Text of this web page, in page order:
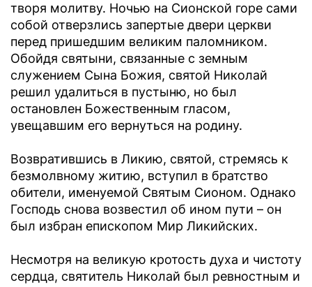
творя молитву. Ночью на Сионской горе сами
собой отверзлись запертые двери церкви
перед пришедшим великим паломником.
Обойдя святыни, связанные с земным
служением Сына Божия, святой Николай
решил удалиться в пустыню, но был
остановлен Божественным гласом,
увещавшим его вернуться на родину.
Возвратившись в Ликию, святой, стремясь к
безмолвному житию, вступил в братство
обители, именуемой Святым Сионом. Однако
Господь снова возвестил об ином пути – он
был избран епископом Мир Ликийских.
Несмотря на великую кротость духа и чистоту
сердца, святитель Николай был ревностным и